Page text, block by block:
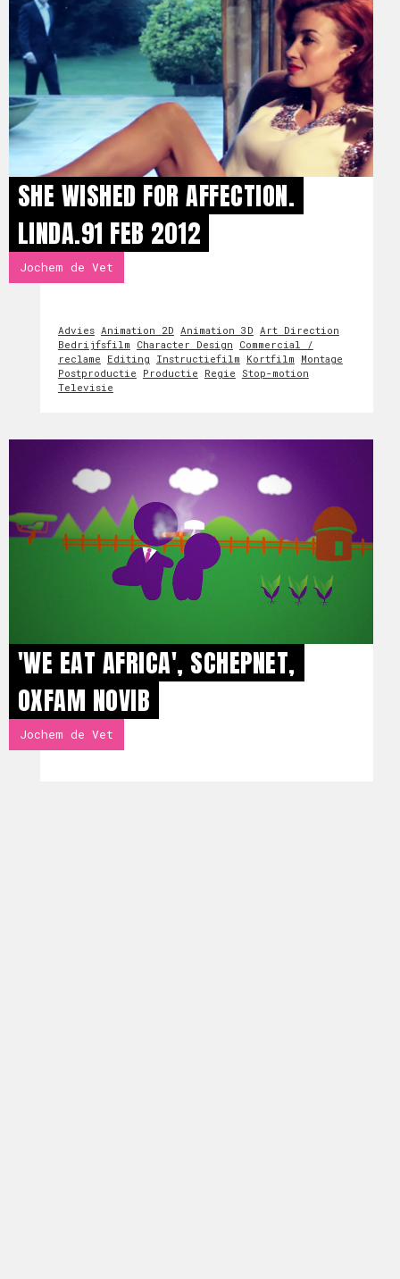
SHE WISHED FOR AFFECTION.
LINDA.91 FEB 2012
Jochem de Vet
Advies Animation 2D Animation 3D Art Direction
Bedrijfsfilm Character Design Commercial /
reclame Editing Instructiefilm Kortfilm Montage
Postproductie Productie Regie Stop-motion
Televisie
'WE EAT AFRICA', SCHEPNET,
OXFAM NOVIB
Jochem de Vet